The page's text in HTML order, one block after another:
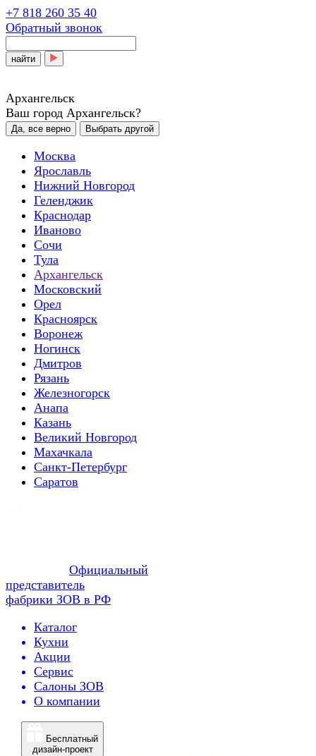
+7 818 260 35 40
Обратный звонок
найти
Архангельск
Ваш город Архангельск?
Да, все верно Выбрать другой
Москва
Ярославль
Нижний Новгород
Геленджик
Краснодар
Иваново
Сочи
Тула
Архангельск
Московский
Орел
Красноярск
Воронеж
Ногинск
Дмитров
Рязань
Железногорск
Анапа
Казань
Великий Новгород
Махачкала
Санкт-Петербург
Саратов
Официальный
представитель
фабрики ЗОВ в РФ
Каталог
Кухни
Акции
Сервис
Салоны ЗОВ
О компании
Бесплатный
дизайн-проект